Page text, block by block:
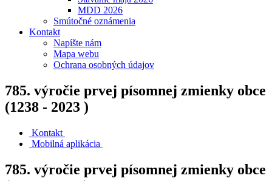
MDD 2026
Smútočné oznámenia
Kontakt
Napíšte nám
Mapa webu
Ochrana osobných údajov
785. výročie prvej písomnej zmienky obce
(1238 - 2023 )
Kontakt
Mobilná aplikácia
785. výročie prvej písomnej zmienky obce